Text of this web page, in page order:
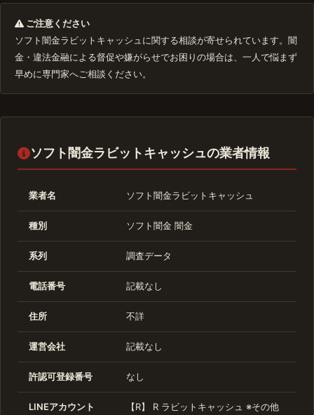
ご注意ください
ソフト闇金ラビットキャッシュに関する相談が寄せられています。闇
金・違法金融による督促や嫌がらせでお困りの場合は、一人で悩まず
早めに専門家へご相談ください。
ソフト闇金ラビットキャッシュの業者情報
業者名 ソフト闇金ラビットキャッシュ
種別 ソフト闇金 闇金
系列 調査データ
電話番号 記載なし
住所 不詳
運営会社 記載なし
許認可登録番号 なし
LINEアカウント
【R】 R ラビットキャッシュ ※その他